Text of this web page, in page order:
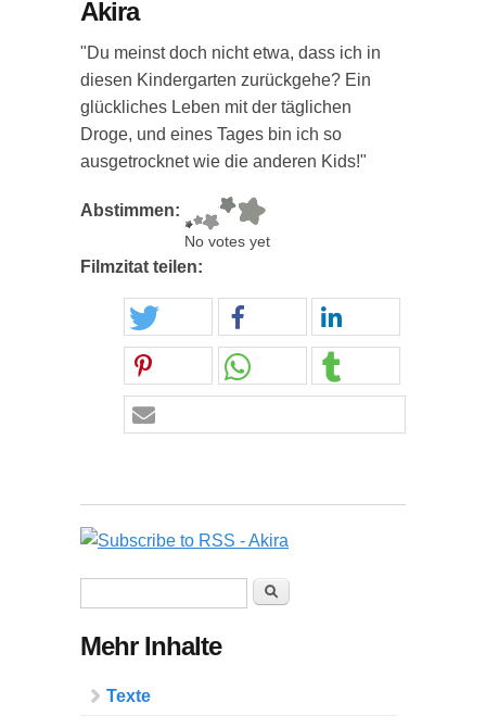
Akira
"Du meinst doch nicht etwa, dass ich in
diesen Kindergarten zurückgehe? Ein
glückliches Leben mit der täglichen
Droge, und eines Tages bin ich so
ausgetrocknet wie die anderen Kids!"
Abstimmen:
No votes yet
Filmzitat teilen:
Suche
Mehr Inhalte
Texte